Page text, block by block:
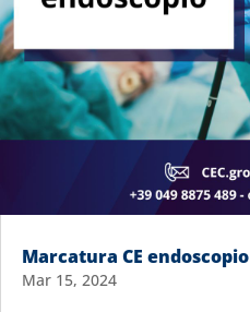
Marcatura CE endoscopio
Mar 15, 2024